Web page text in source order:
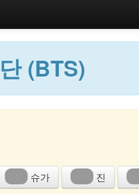
(BTS)
슈가 진